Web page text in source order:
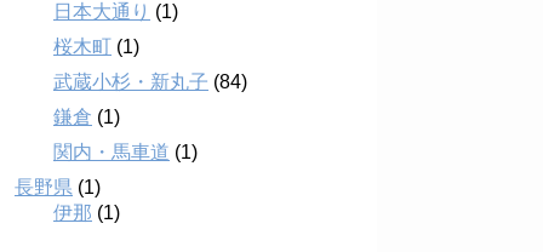
日本大通り (1)
桜木町 (1)
武蔵小杉・新丸子 (84)
鎌倉 (1)
関内・馬車道 (1)
長野県 (1)
伊那 (1)